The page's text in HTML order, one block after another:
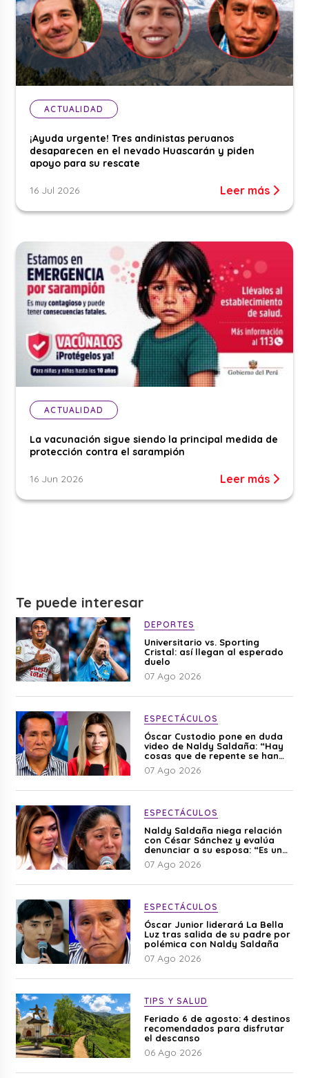
ACTUALIDAD
¡Ayuda urgente! Tres andinistas peruanos
desaparecen en el nevado Huascarán y piden
apoyo para su rescate
16 Jul 2026 Leer más
ACTUALIDAD
La vacunación sigue siendo la principal medida de
protección contra el sarampión
16 Jun 2026 Leer más
Te puede interesar
DEPORTES
Universitario vs. Sporting
Cristal: así llegan al esperado
duelo
07 Ago 2026
ESPECTÁCULOS
Óscar Custodio pone en duda
video de Naldy Saldaña: “Hay
cosas que de repente se han
editado”
07 Ago 2026
ESPECTÁCULOS
Naldy Saldaña niega relación
con César Sánchez y evalúa
denunciar a su esposa: “Es una
difamación”
07 Ago 2026
ESPECTÁCULOS
Óscar Junior liderará La Bella
Luz tras salida de su padre por
polémica con Naldy Saldaña
07 Ago 2026
TIPS Y SALUD
Feriado 6 de agosto: 4 destinos
recomendados para disfrutar
el descanso
06 Ago 2026